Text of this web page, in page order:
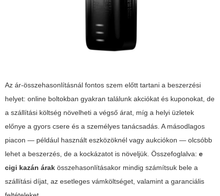
Az ár-összehasonlításnál fontos szem előtt tartani a beszerzési
helyet: online boltokban gyakran találunk akciókat és kuponokat, de
a szállítási költség növelheti a végső árat, míg a helyi üzletek
előnye a gyors csere és a személyes tanácsadás. A másodlagos
piacon — például használt eszközöknél vagy aukciókon — olcsóbb
lehet a beszerzés, de a kockázatot is növeljük. Összefoglalva: e
cigi kazán árak összehasonlításakor mindig számítsuk bele a
szállítási díjat, az esetleges vámköltséget, valamint a garanciális